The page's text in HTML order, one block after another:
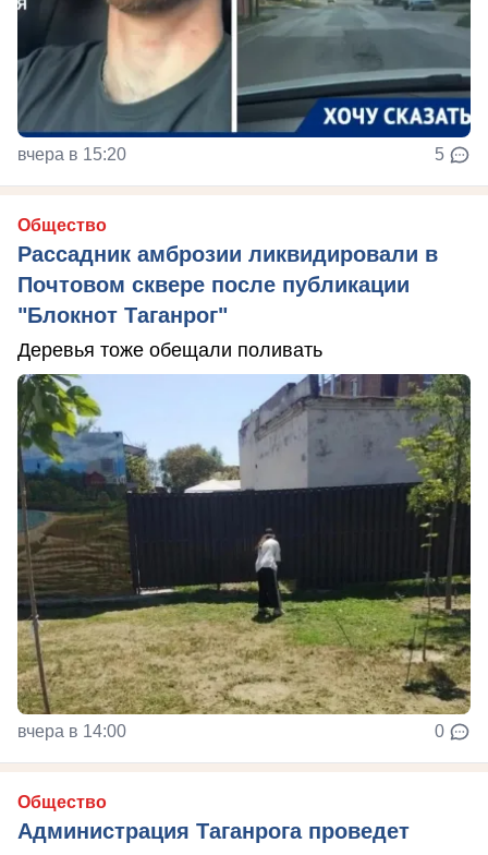
вчера в 15:20 5
Общество
Рассадник амброзии ликвидировали в
Почтовом сквере после публикации
"Блокнот Таганрог"
Деревья тоже обещали поливать
вчера в 14:00 0
Общество
Администрация Таганрога проведет